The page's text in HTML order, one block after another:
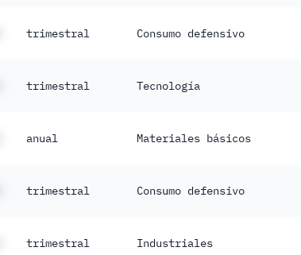
trimestral Consumo defensivo
trimestral Tecnología
anual Materiales básicos
trimestral Consumo defensivo
trimestral Industriales